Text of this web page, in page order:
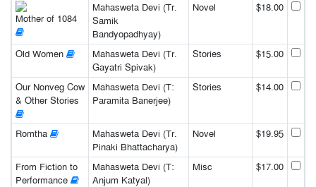
Mother of 1084
Mahasweta Devi (Tr.
Samik
Bandyopadhyay)
Novel $18.00
Old Women
Mahasweta Devi (Tr.
Gayatri Spivak)
Stories $15.00
Our Nonveg Cow
& Other Stories
Mahasweta Devi (T:
Paramita Banerjee)
Stories $14.00
Romtha
Mahasweta Devi (Tr.
Pinaki Bhattacharya)
Novel $19.95
From Fiction to
Performance
Mahasweta Devi (T:
Anjum Katyal)
Misc $17.00